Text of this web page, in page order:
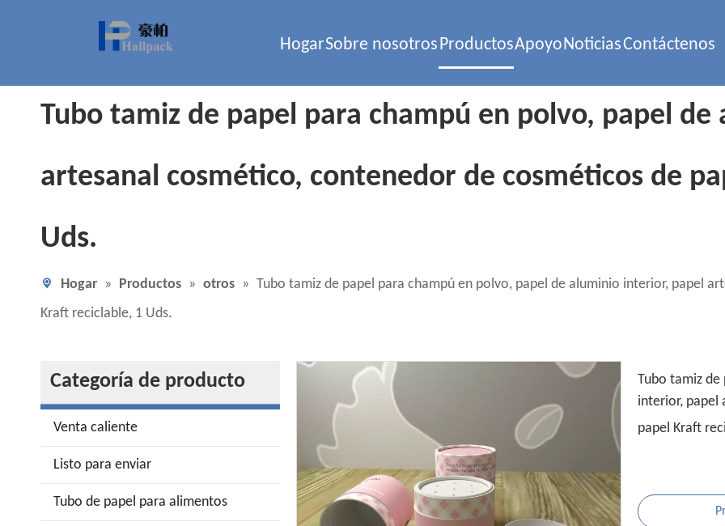
HogarSobre nosotrosProductosApoyoNoticiasContáctenos
Tubo tamiz de papel para champú en polvo, papel
artesanal cosmético, contenedor de cosméticos de
Uds.
Hogar » Productos » otros » Tubo tamiz de papel para champú en polvo, papel de aluminio interior, papel
Kraft reciclable, 1 Uds.
Categoría de producto
Venta caliente
Listo para enviar
Tubo de papel para alimentos
Tubo tamiz
interior, papel
papel Kraft